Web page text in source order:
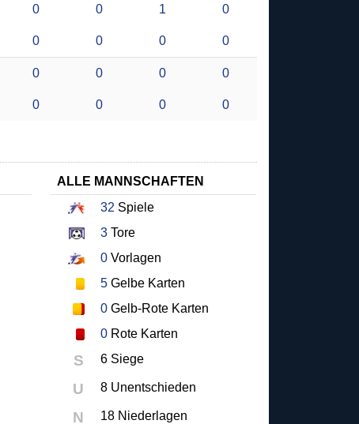
0 0 1 0
0 0 0 0
0 0 0 0
0 0 0 0
ALLE MANNSCHAFTEN
32 Spiele
3 Tore
0 Vorlagen
5 Gelbe Karten
0 Gelb-Rote Karten
0 Rote Karten
S 6 Siege
U 8 Unentschieden
N 18 Niederlagen